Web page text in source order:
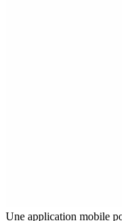
Une application mobile